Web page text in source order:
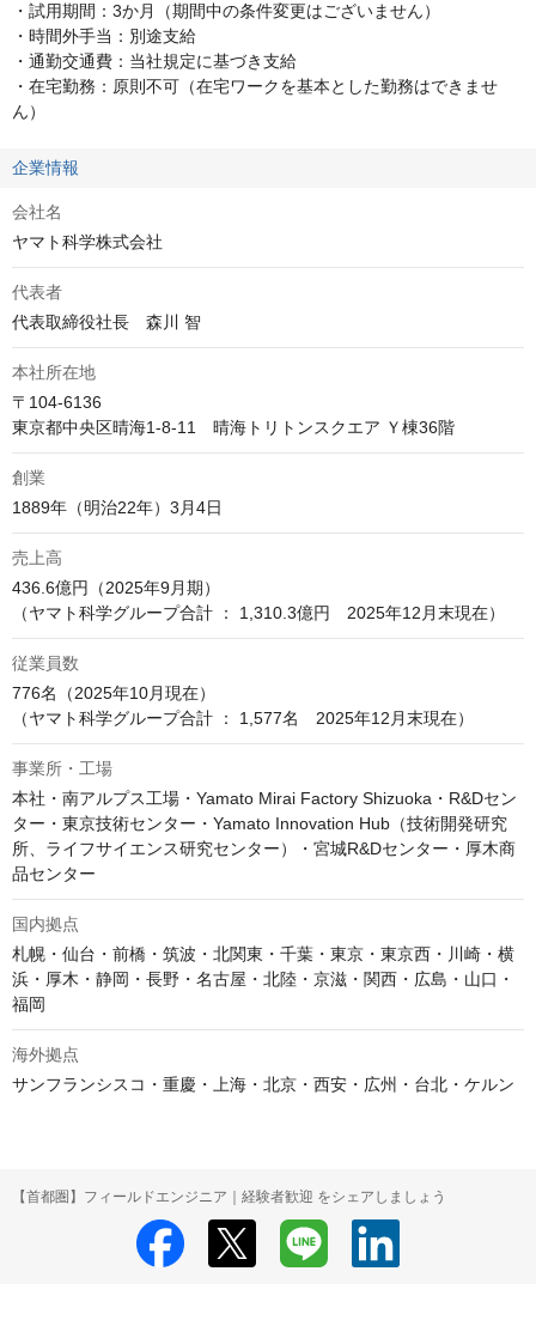
・試用期間：3か月（期間中の条件変更はございません）
・時間外手当：別途支給
・通勤交通費：当社規定に基づき支給
・在宅勤務：原則不可（在宅ワークを基本とした勤務はできませ
ん）
企業情報
会社名
ヤマト科学株式会社
代表者
代表取締役社長　森川 智
本社所在地
〒104-6136
東京都中央区晴海1-8-11　晴海トリトンスクエア Ｙ棟36階
創業
1889年（明治22年）3月4日
売上高
436.6億円（2025年9月期）
（ヤマト科学グループ合計 ： 1,310.3億円　2025年12月末現在）
従業員数
776名（2025年10月現在）
（ヤマト科学グループ合計 ： 1,577名　2025年12月末現在）
事業所・工場
本社・南アルプス工場・Yamato Mirai Factory Shizuoka・R&Dセン
ター・東京技術センター・Yamato Innovation Hub（技術開発研究
所、ライフサイエンス研究センター）・宮城R&Dセンター・厚木商
品センター
国内拠点
札幌・仙台・前橋・筑波・北関東・千葉・東京・東京西・川崎・横
浜・厚木・静岡・長野・名古屋・北陸・京滋・関西・広島・山口・
福岡
海外拠点
サンフランシスコ・重慶・上海・北京・西安・広州・台北・ケルン
【首都圏】フィールドエンジニア｜経験者歓迎 をシェアしましょう